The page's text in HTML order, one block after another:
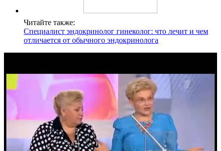
Читайте также:
Специалист эндокринолог гинеколог: что лечит и чем
отличается от обычного эндокринолога